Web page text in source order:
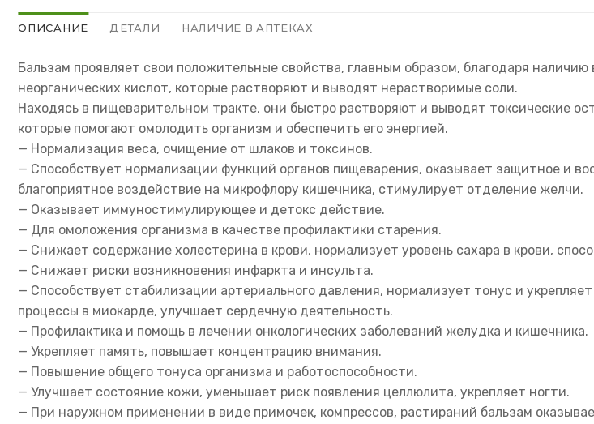
ОПИСАНИЕ ДЕТАЛИ НАЛИЧИЕ В АПТЕКАХ
Бальзам проявляет свои положительные свойства, главным образом, благодаря
неорганических кислот, которые растворяют и выводят нерастворимые соли.
Находясь в пищеварительном тракте, они быстро растворяют и выводят токсические
которые помогают омолодить организм и обеспечить его энергией.
— Нормализация веса, очищение от шлаков и токсинов.
— Способствует нормализации функций органов пищеварения, оказывает защитное и
благоприятное воздействие на микрофлору кишечника, стимулирует отделение желчи.
— Оказывает иммуностимулирующее и детокс действие.
— Для омоложения организма в качестве профилактики старения.
— Снижает содержание холестерина в крови, нормализует уровень сахара в крови,
— Снижает риски возникновения инфаркта и инсульта.
— Способствует стабилизации артериального давления, нормализует тонус и
процессы в миокарде, улучшает сердечную деятельность.
— Профилактика и помощь в лечении онкологических заболеваний желудка и кишечника.
— Укрепляет память, повышает концентрацию внимания.
— Повышение общего тонуса организма и работоспособности.
— Улучшает состояние кожи, уменьшает риск появления целлюлита, укрепляет ногти.
— При наружном применении в виде примочек, компрессов, растираний бальзам